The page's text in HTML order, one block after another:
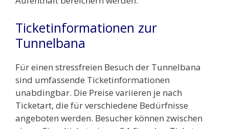
Ticketinformationen zur
Tunnelbana
Für einen stressfreien Besuch der Tunnelbana
sind umfassende Ticketinformationen
unabdingbar. Die Preise variieren je nach
Ticketart, die für verschiedene Bedürfnisse
angeboten werden. Besucher können zwischen